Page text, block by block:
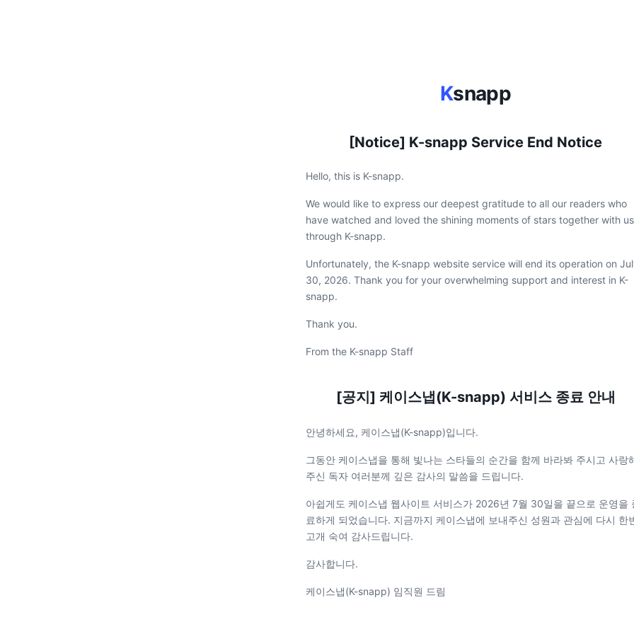
Ksnapp
[Notice] K-snapp Service End Notice
Hello, this is K-snapp.
We would like to express our deepest gratitude to all our readers who
have watched and loved the shining moments of stars together with us
through K-snapp.
Unfortunately, the K-snapp website service will end its operation on
30, 2026. Thank you for your overwhelming support and interest in K-
snapp.
Thank you.
From the K-snapp Staff
[공지] 케이스냅(K-snapp) 서비스 종료 안내
안녕하세요, 케이스냅(K-snapp)입니다.
그동안 케이스냅을 통해 빛나는 스타들의 순간을 함께 바라봐 주시고 사랑
주신 독자 여러분께 깊은 감사의 말씀을 드립니다.
아쉽게도 케이스냅 웹사이트 서비스가 2026년 7월 30일을 끝으로 운영을
료하게 되었습니다. 지금까지 케이스냅에 보내주신 성원과 관심에 다시 한
고개 숙여 감사드립니다.
감사합니다.
케이스냅(K-snapp) 임직원 드림